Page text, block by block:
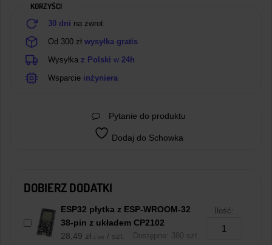
KORZYŚCI
30 dni na zwrot
Od 300 zł wysyłka gratis
Wysyłka z Polski w 24h
Wsparcie inżyniera
Pytanie do produktu
Dodaj do Schowka
DOBIERZ DODATKI
ESP32 płytka z ESP-WROOM-32
38-pin z układem CP2102
28,49 zł z VAT / szt. Dostępne: 380 szt.
Ilość: